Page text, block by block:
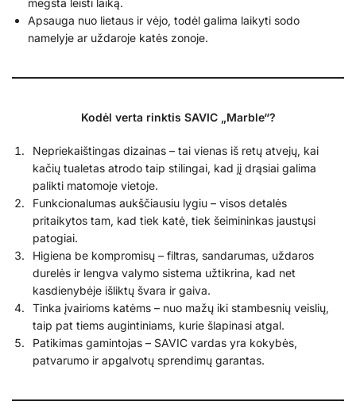
mėgsta leisti laiką.
Apsauga nuo lietaus ir vėjo, todėl galima laikyti sodo
namelyje ar uždaroje katės zonoje.
Kodėl verta rinktis SAVIC „Marble“?
Nepriekaištingas dizainas – tai vienas iš retų atvejų, kai
kačių tualetas atrodo taip stilingai, kad jį drąsiai galima
palikti matomoje vietoje.
Funkcionalumas aukščiausiu lygiu – visos detalės
pritaikytos tam, kad tiek katė, tiek šeimininkas jaustųsi
patogiai.
Higiena be kompromisų – filtras, sandarumas, uždaros
durelės ir lengva valymo sistema užtikrina, kad net
kasdienybėje išliktų švara ir gaiva.
Tinka įvairioms katėms – nuo mažų iki stambesnių veislių,
taip pat tiems augintiniams, kurie šlapinasi atgal.
Patikimas gamintojas – SAVIC vardas yra kokybės,
patvarumo ir apgalvotų sprendimų garantas.